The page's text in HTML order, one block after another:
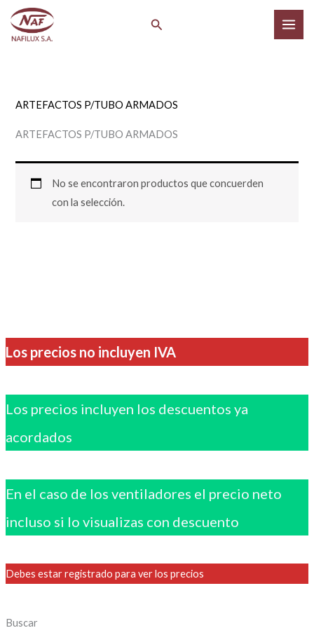
Buscar
Los precios no incluyen IVA
Los precios incluyen los descuentos ya
acordados
En el caso de los ventiladores el precio neto
incluso si lo visualizas con descuento
Debes estar registrado para ver los precios
Buscar
ARTEFACTOS P/TUBO ARMADOS
ARTEFACTOS P/TUBO ARMADOS
No se encontraron productos que concuerden
con la selección.